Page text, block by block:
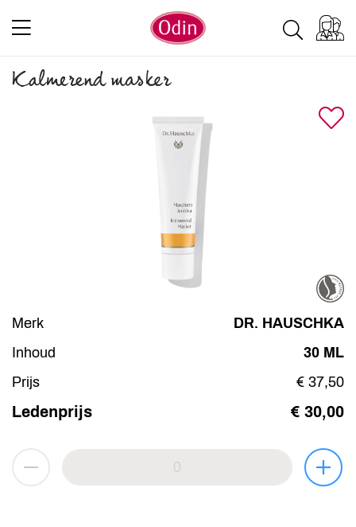
Kalmerend masker
Merk
DR. HAUSCHKA
Inhoud
30 ML
Prijs
€ 37,50
Ledenprijs € 30,00